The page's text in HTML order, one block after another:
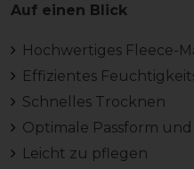
Auf einen Blick
Hochwertiges Fleece-
Effizientes
Schnelles Trocknen
Optimale Passform
Leicht zu pflegen